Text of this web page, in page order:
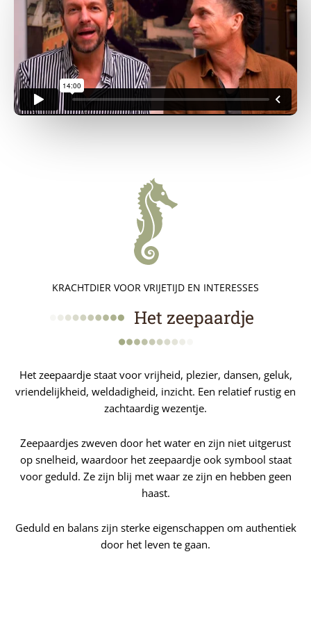
KRACHTDIER VOOR VRIJETIJD EN INTERESSES
Het zeepaardje
Het zeepaardje staat voor vrijheid, plezier, dansen, geluk,
vriendelijkheid, weldadigheid, inzicht. Een relatief rustig en
zachtaardig wezentje.
Zeepaardjes zweven door het water en zijn niet uitgerust
op snelheid, waardoor het zeepaardje ook symbool staat
voor geduld. Ze zijn blij met waar ze zijn en hebben geen
haast.
Geduld en balans zijn sterke eigenschappen om authentiek
door het leven te gaan.